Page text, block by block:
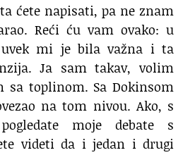
ćete napisati, pa ne znam
Reći ću vam ovako: u
uvek mi je bila važna i ta
Ja sam takav, volim
sa toplinom. Sa Dokinsom
na tom nivou. Ako, s
moje debate s
videti da i jedan i drugi